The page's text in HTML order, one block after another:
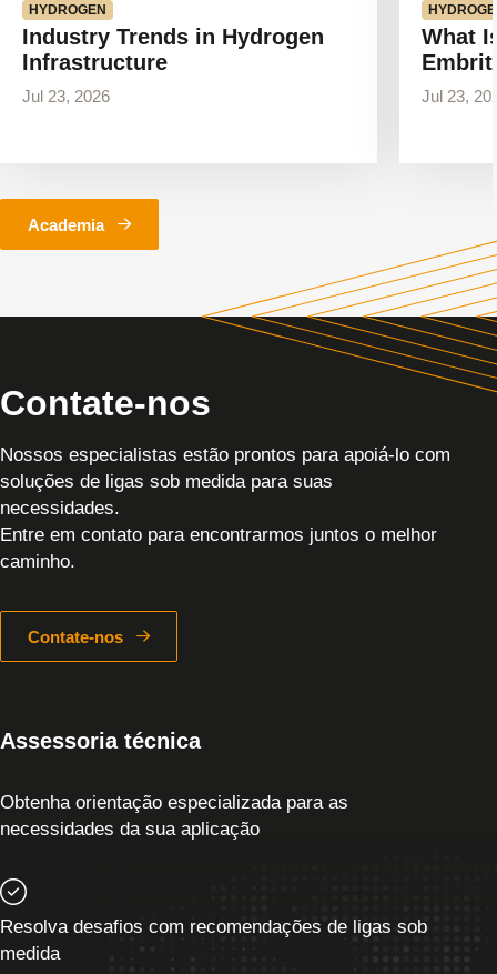
HYDROGEN
Industry Trends in Hydrogen
Infrastructure
Jul 23, 2026
What
Jul 23,
Academia
Contate-nos
Nossos especialistas estão prontos para apoiá-lo com
soluções de ligas sob medida para suas
necessidades.
Entre em contato para encontrarmos juntos o melhor
caminho.
Contate-nos
Assessoria técnica
Obtenha orientação especializada para as
necessidades da sua aplicação
Resolva desafios com recomendações de ligas sob
medida